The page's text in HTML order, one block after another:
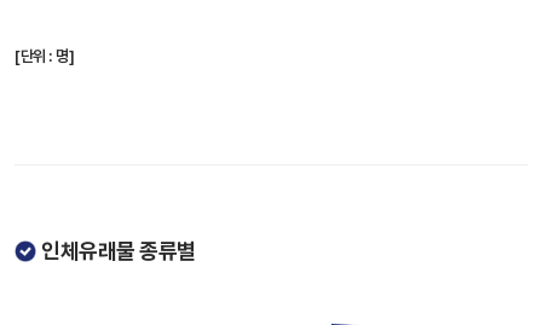
[단위 : 명]
인체유래물 종류별